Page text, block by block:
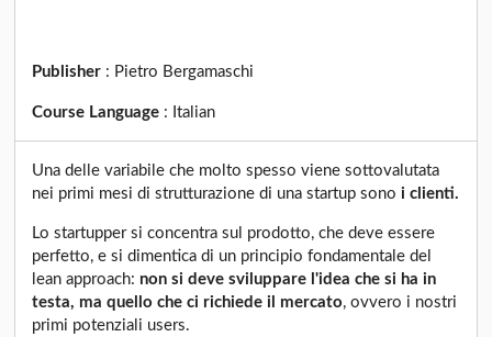
Publisher : Pietro Bergamaschi
Course Language : Italian
Una delle variabile che molto spesso viene sottovalutata
nei primi mesi di strutturazione di una startup sonoi clienti.
Lo startupper si concentra sul prodotto, che deve essere
perfetto, e si dimentica di un principio fondamentale del
lean approach: non si deve sviluppare l'idea che si ha in
testa, ma quello che ci richiede il mercato, ovvero i nostri
primi potenziali users.